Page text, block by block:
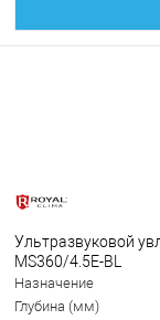
Ультразвуковой
MS360/4.5E-BL
Назначение
Глубина (мм)